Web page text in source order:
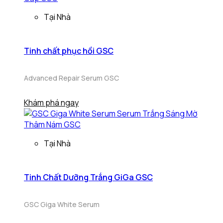
Tại Nhà
Tinh chất phục hồi GSC
Advanced Repair Serum GSC
Khám phá ngay
Tại Nhà
Tinh Chất Dưỡng Trắng GiGa GSC
GSC Giga White Serum